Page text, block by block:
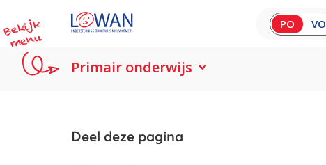
B
e
kij
k
m
e
n
u
PO VO
Primair onderwijs
Deel deze pagina